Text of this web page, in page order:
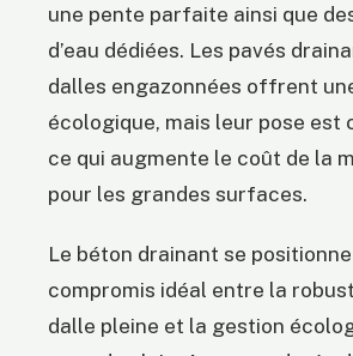
une pente parfaite ainsi que
d’eau dédiées. Les pavés
dalles engazonnées offrent
écologique, mais leur pose est
ce qui augmente le coût de la
pour les grandes surfaces.
Le béton drainant se
compromis idéal entre la
dalle pleine et la gestion